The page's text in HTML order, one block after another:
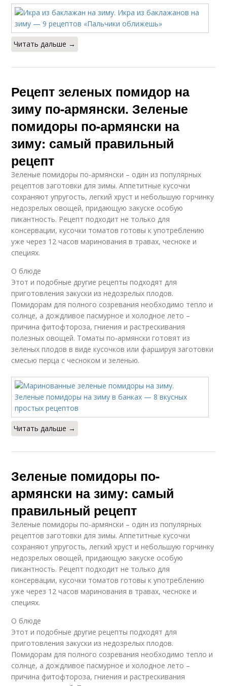
Читать дальше →
Рецепт зеленых помидор на
зиму по-армянски. Зеленые
помидоры по-армянски на
зиму: самый правильный
рецепт
Зеленые помидоры по-армянски – один из популярных
рецептов заготовки для зимы. Аппетитные кусочки
сохраняют упругость, легкий хруст и небольшую горчинку
недозрелых овощей, придающую закуске особую
пикантность. Рецепт подходит не только для
консервации, кусочки томатов готовы к употреблению
уже через 12 часов маринования в травах, чесноке и
специях.
О блюде
Этот и подобные другие рецепты подходят для
приготовления закуски из недозрелых плодов.
Помидорам для полного созревания необходимо тепло и
солнце, а дождливое пасмурное и холодное лето –
причина фитофтороза, гниения и растрескивания
полезных овощей. Томаты по-армянски готовят из
зеленых плодов в виде кусочков или фаршируя заготовки
смесью перца с чесноком и зеленью.
Читать дальше →
Зеленые помидоры по-
армянски на зиму: самый
правильный рецепт
Зеленые помидоры по-армянски – один из популярных
рецептов заготовки для зимы. Аппетитные кусочки
сохраняют упругость, легкий хруст и небольшую горчинку
недозрелых овощей, придающую закуске особую
пикантность. Рецепт подходит не только для
консервации, кусочки томатов готовы к употреблению
уже через 12 часов маринования в травах, чесноке и
специях.
О блюде
Этот и подобные другие рецепты подходят для
приготовления закуски из недозрелых плодов.
Помидорам для полного созревания необходимо тепло и
солнце, а дождливое пасмурное и холодное лето –
причина фитофтороза, гниения и растрескивания